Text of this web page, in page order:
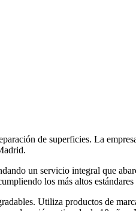
de superficies. La
un servicio integral que
los más altos estándares
Utiliza productos de